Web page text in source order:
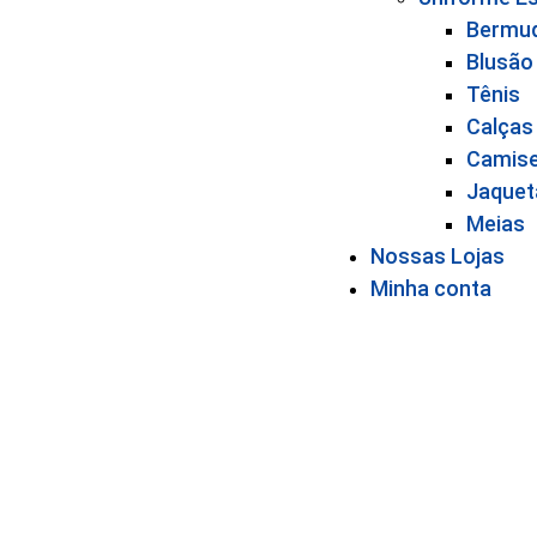
Blusão
Tênis
Calças
Meias
Nossas Lojas
Minha conta